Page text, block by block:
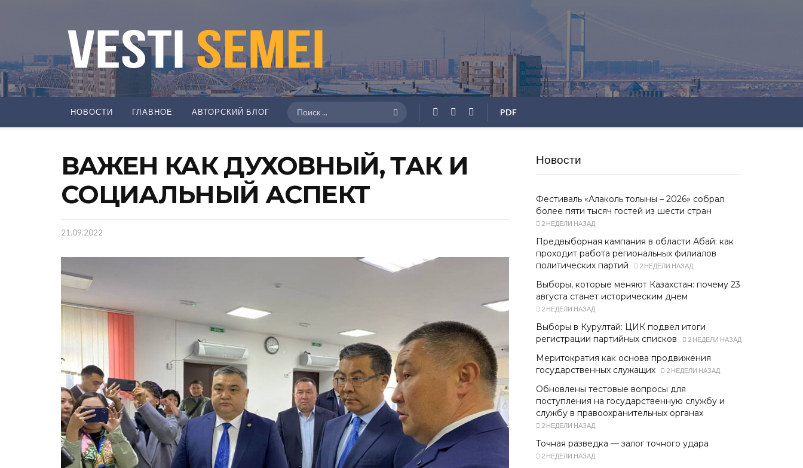
НОВОСТИ ГЛАВНОЕ АВТОРСКИЙ БЛОГ PDF
ВАЖЕН КАК ДУХОВНЫЙ, ТАК И
СОЦИАЛЬНЫЙ АСПЕКТ
21.09.2022
Новости
Фестиваль «Алаколь толқыны – 2026» собрал
более пяти тысяч гостей из шести стран
2 НЕДЕЛИ НАЗАД
Предвыборная кампания в области Абай: как
проходит работа региональных филиалов
политических партий
2 НЕДЕЛИ НАЗАД
Выборы, которые меняют Казахстан: почему 23
августа станет историческим днем
2 НЕДЕЛИ НАЗАД
Выборы в Курултай: ЦИК подвел итоги
регистрации партийных списков
2 НЕДЕЛИ НАЗАД
Меритократия как основа продвижения
государственных служащих
2 НЕДЕЛИ НАЗАД
Обновлены тестовые вопросы для
поступления на государственную службу и
службу в правоохранительных органах
2 НЕДЕЛИ НАЗАД
Точная разведка — залог точного удара
2 НЕДЕЛИ НАЗАД